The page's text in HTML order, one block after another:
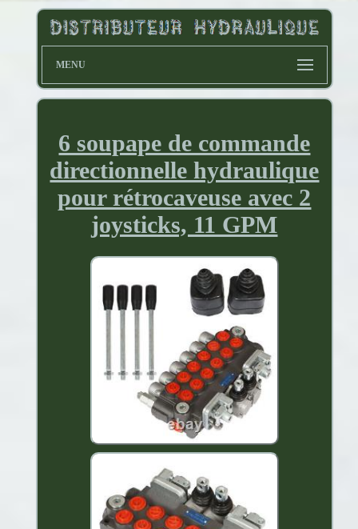
MENU
6 soupape de commande
directionnelle hydraulique
pour rétrocaveuse avec 2
joysticks, 11 GPM